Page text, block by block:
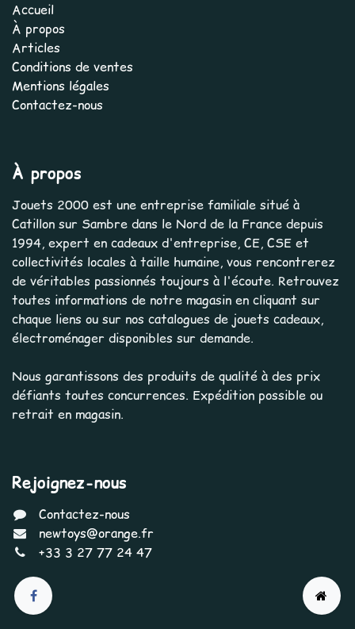
Accueil
À propos
Articles
Conditions de ventes
Mentions légales
Contactez-nous
À propos
Jouets 2000 est une entreprise familiale situé à
Catillon sur Sambre dans le Nord de la France depuis
1994, expert en cadeaux d'entreprise, CE, CSE et
collectivités locales à taille humaine, vous rencontrerez
de véritables passionnés toujours à l'écoute. Retrouvez
toutes informations de notre magasin en cliquant sur
chaque liens ou sur nos catalogues de jouets cadeaux,
électroménager disponibles sur demande.
Nous garantissons des produits de qualité à des prix
défiants toutes concurrences. Expédition possible ou
retrait en magasin.
Rejoignez-nous
Contactez-nous
newtoys@orange.fr
+33 3 27 77 24 47